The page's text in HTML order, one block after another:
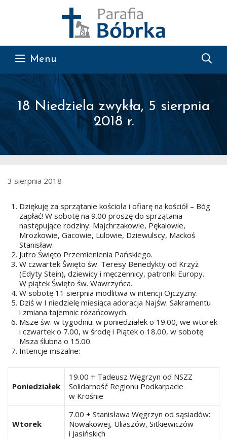
Menu
18 Niedziela zwykła, 5 sierpnia
2018 r.
3 sierpnia 2018
Dziękuję za sprzątanie kościoła i ofiarę na kościół – Bóg
zapłać! W sobotę na 9.00 proszę do sprzątania
następujące rodziny: Majchrzakowie, Pękalowie,
Mrozkowie, Gacowie, Lulowie, Dziewulscy, Mackoś
Stanisław.
Jutro Święto Przemienienia Pańskiego.
W czwartek Święto św. Teresy Benedykty od Krzyż
(Edyty Stein), dziewicy i męczennicy, patronki Europy.
W piątek Święto św. Wawrzyńca.
W sobotę 11 sierpnia modlitwa w intencji Ojczyzny.
Dziś w I niedzielę miesiąca adoracja Najśw. Sakramentu
i zmiana tajemnic różańcowych.
Msze św. w tygodniu: w poniedziałek o 19.00, we wtorek
i czwartek o 7.00, w środę i Piątek o 18.00, w sobotę
Msza ślubna o 15.00.
Intencje mszalne:
Poniedziałek
19.00 + Tadeusz Węgrzyn od NSZZ
Solidarność Regionu Podkarpacie
w Krośnie
Wtorek
7.00 + Stanisława Węgrzyn od sąsiadów:
Nowakowej, Uliaszów, Sitkiewiczów
i Jasińskich